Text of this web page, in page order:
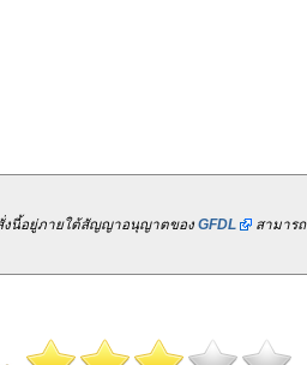
งนี้อยู่ภายใต้สัญญาอนุญาตของGFDL
สามารถ